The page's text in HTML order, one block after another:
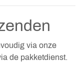
via onze
de pakketdienst.